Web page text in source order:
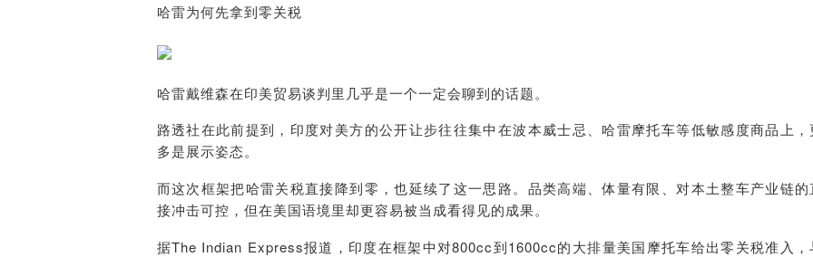
哈雷为何先拿到零关税
哈雷戴维森在印美贸易谈判里几乎是一个一定会聊到的话题。
路透社在此前提到，印度对美方的公开让步往往集中在波本威士忌、哈雷摩托车等低敏感度商品上，
多是展示姿态。
而这次框架把哈雷关税直接降到零，也延续了这一思路。品类高端、体量有限、对本土整车产业链的
接冲击可控，但在美国语境里却更容易被当成看得见的成果。
据The Indian Express报道，印度在框架中对800cc到1600cc的大排量美国摩托车给出零关税准入，